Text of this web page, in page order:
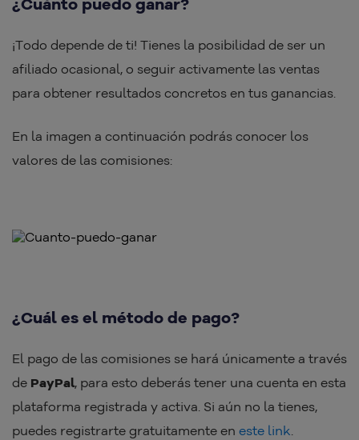
¡Todo depende de ti! Tienes la posibilidad de ser un
afiliado ocasional, o seguir activamente las ventas
para obtener resultados concretos en tus ganancias.
En la imagen a continuación podrás conocer los
valores de las comisiones:
¿Cuál es el método de pago?
El pago de las comisiones se hará únicamente a través
de PayPal, para esto deberás tener una cuenta en esta
plataforma registrada y activa. Si aún no la tienes,
puedes registrarte gratuitamente en este link.